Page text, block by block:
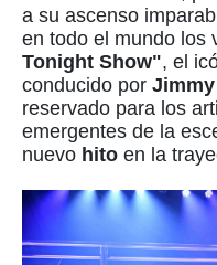
a su ascenso
en todo el mundo los
Tonight Show", el
conducido por
reservado para los
emergentes de la
nuevo hito en la